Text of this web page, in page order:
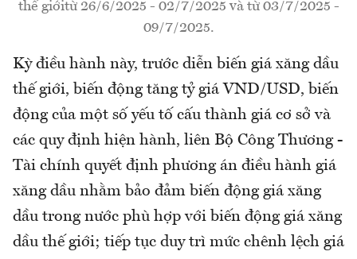
thế giớitừ 26/6/2025 - 02/7/2025 và từ 03/7/2025 -
09/7/2025.
Kỳ điều hành này, trước diễn biến giá xăng dầu
thế giới, biến động tăng tỷ giá VND/USD, biến
động của một số yếu tố cấu thành giá cơ sở và
các quy định hiện hành, liên Bộ Công Thương -
Tài chính quyết định phương án điều hành giá
xăng dầu nhằm bảo đảm biến động giá xăng
dầu trong nước phù hợp với biến động giá xăng
dầu thế giới; tiếp tục duy trì mức chênh lệch giá